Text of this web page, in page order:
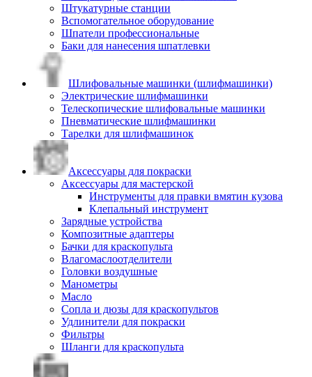
Штукатурные станции
Вспомогательное оборудование
Шпатели профессиональные
Баки для нанесения шпатлевки
Шлифовальные машинки (шлифмашинки)
Электрические шлифмашинки
Телескопические шлифовальные машинки
Пневматические шлифмашинки
Тарелки для шлифмашинок
Аксессуары для покраски
Аксессуары для мастерской
Инструменты для правки вмятин кузова
Клепальный инструмент
Зарядные устройства
Композитные адаптеры
Бачки для краскопульта
Влагомаслоотделители
Головки воздушные
Манометры
Масло
Сопла и дюзы для краскопультов
Удлинители для покраски
Фильтры
Шланги для краскопульта